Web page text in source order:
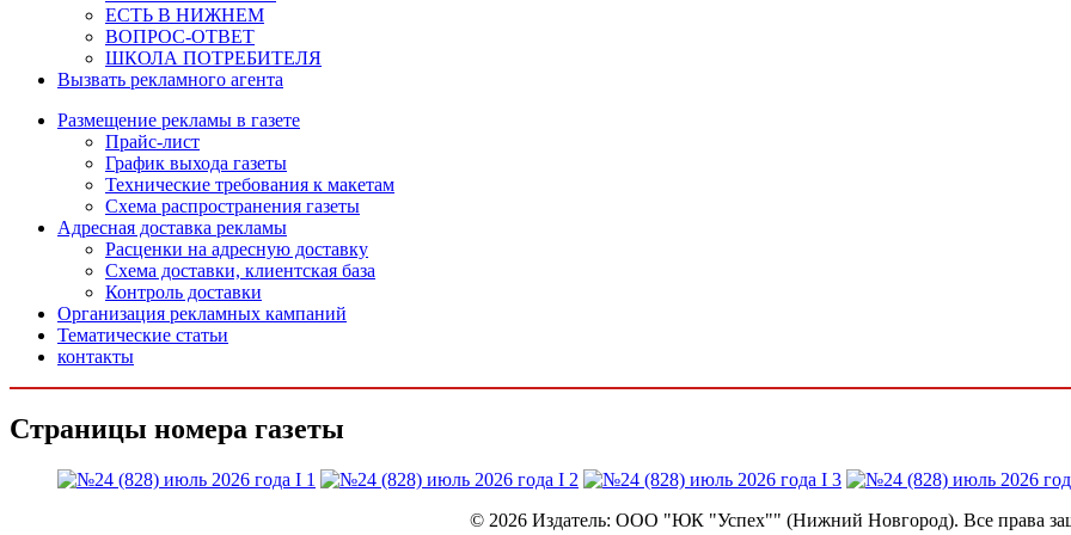
ЕСТЬ В НИЖНЕМ
ВОПРОС-ОТВЕТ
ШКОЛА ПОТРЕБИТЕЛЯ
Вызвать рекламного агента
Размещение рекламы в газете
Прайс-лист
График выхода газеты
Технические требования к макетам
Схема распространения газеты
Адресная доставка рекламы
Расценки на адресную доставку
Схема доставки, клиентская база
Контроль доставки
Организация рекламных кампаний
Тематические статьи
контакты
Страницы номера газеты
© 2026 Издатель: ООО "ЮК "Успех"" (Нижний Новгород). Все права